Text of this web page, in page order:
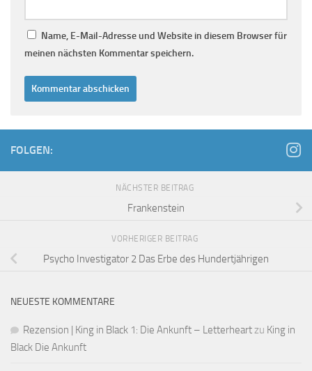
Name, E-Mail-Adresse und Website in diesem Browser für
meinen nächsten Kommentar speichern.
FOLGEN:
NÄCHSTER BEITRAG
Frankenstein
VORHERIGER BEITRAG
Psycho Investigator 2 Das Erbe des Hundertjährigen
NEUESTE KOMMENTARE
Rezension | King in Black 1: Die Ankunft – Letterheartzu King in
Black Die Ankunft